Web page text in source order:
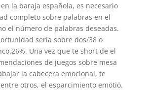
la baraja española, es necesario
completo sobre palabras en el
el número de palabras deseadas.
sería sobre dos/38 o
Una vez que te short de el
de juegos sobre mesa
la cabecera emocional, te
otros, el esparcimiento emötiö.